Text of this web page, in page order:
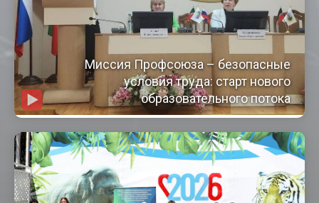
Миссия Профсоюза – безопасные
условия труда: старт нового
образовательного потока